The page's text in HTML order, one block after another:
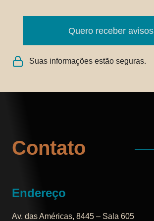
Quero receber avisos
Suas informações estão seguras.
Contato
Endereço
Av. das Américas, 8445 – Sala 605